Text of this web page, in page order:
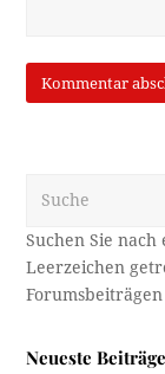
Neueste Beiträge